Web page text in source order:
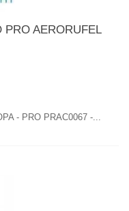
PRO AERORUFEL
- PRO PRAC0067 -...